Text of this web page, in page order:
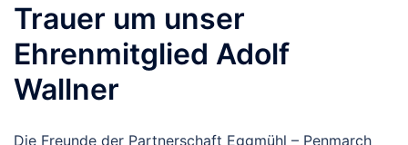
Trauer um unser
Ehrenmitglied Adolf
Wallner
Die Freunde der Partnerschaft Eggmühl – Penmarch